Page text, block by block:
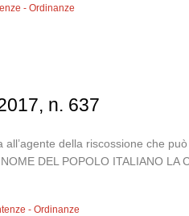
- Ordinanze
n. 637
della riscossione che
DEL POPOLO ITALIANO LA
- Ordinanze